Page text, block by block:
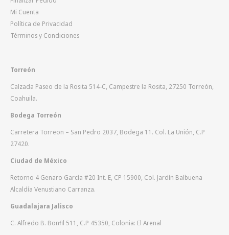
Mi Cuenta
Política de Privacidad
Términos y Condiciones
Torreón
Calzada Paseo de la Rosita 514-C, Campestre la Rosita, 27250 Torreón,
Coahuila.
Bodega Torreón
Carretera Torreon – San Pedro 2037, Bodega 11. Col. La Unión, C.P
27420.
Ciudad de México
Retorno 4 Genaro García #20 Int. E, CP 15900, Col. Jardín Balbuena
Alcaldía Venustiano Carranza.
Guadalajara Jalisco
C. Alfredo B. Bonfil 511, C.P 45350, Colonia: El Arenal